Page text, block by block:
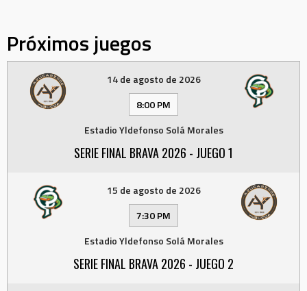
Próximos juegos
14 de agosto de 2026
8:00 PM
Estadio Yldefonso Solá Morales
SERIE FINAL BRAVA 2026 - JUEGO 1
15 de agosto de 2026
7:30 PM
Estadio Yldefonso Solá Morales
SERIE FINAL BRAVA 2026 - JUEGO 2